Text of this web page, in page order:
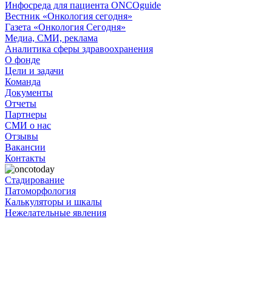
Инфосреда для пациента ONCOguide
Вестник «Онкология сегодня»
Газета «Онкология Сегодня»
Медиа, СМИ, реклама
Аналитика сферы здравоохранения
О фонде
Цели и задачи
Команда
Документы
Отчеты
Партнеры
СМИ о нас
Отзывы
Вакансии
Контакты
Стадирование
Патоморфология
Калькуляторы и шкалы
Нежелательные явления